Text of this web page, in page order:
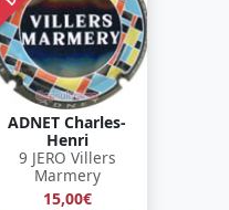
ADNET Charles-
Henri
9 JERO Villers
Marmery
15,00€